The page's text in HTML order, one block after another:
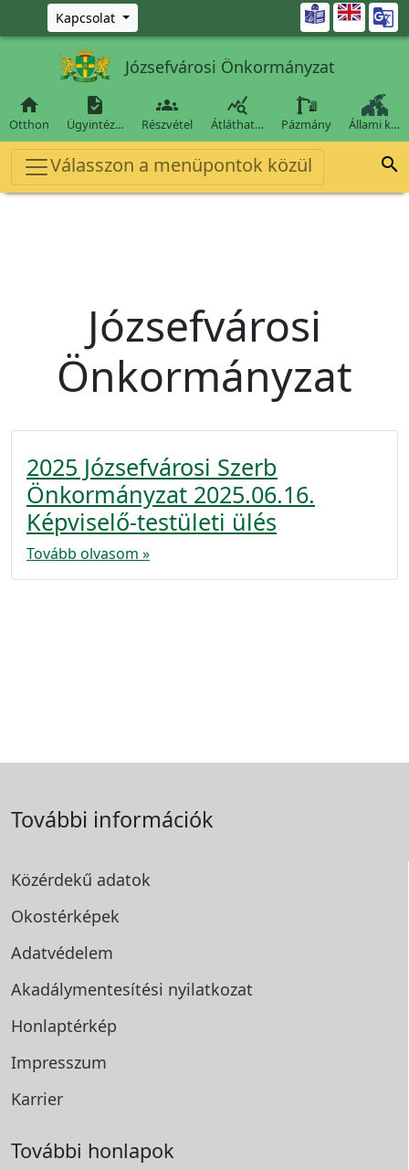
Ugrás a fő tartalomra
Kapcsolat 
Józsefvárosi Önkormányzat

Otthon

Ügyintéz…

Részvétel

Átláthat… Pázmány Állami k…
Válasszon a menüpontok közül 
Józsefvárosi
Önkormányzat
2025 Józsefvárosi Szerb
Önkormányzat 2025.06.16.
Képviselő-testületi ülés
Tovább olvasom »
További információk
Közérdekű adatok
Okostérképek
Adatvédelem
Akadálymentesítési nyilatkozat
Honlaptérkép
Impresszum
Karrier
További honlapok